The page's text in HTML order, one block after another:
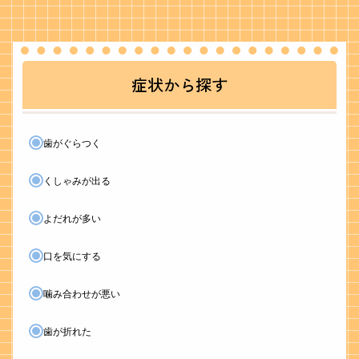
症状から探す
歯がぐらつく
くしゃみが出る
よだれが多い
口を気にする
噛み合わせが悪い
歯が折れた